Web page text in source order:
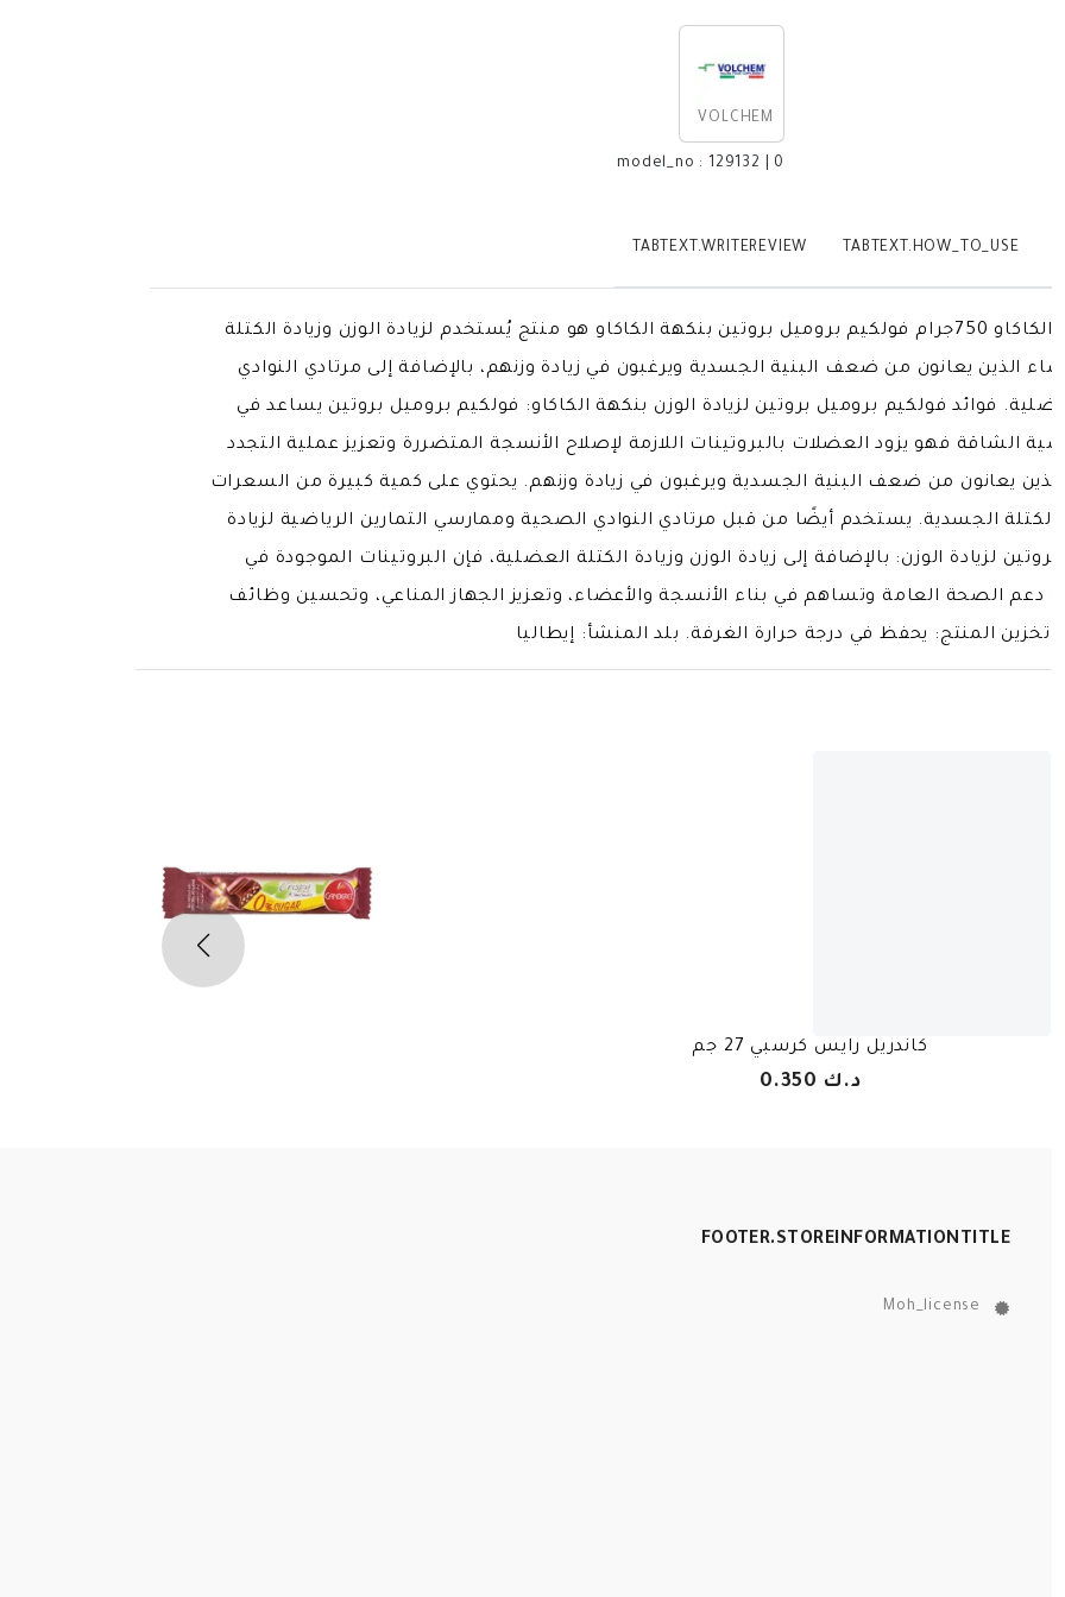
VOLCHEM
model_no : 129132 0
TABTEXT.HOW_TO_USE
TABTEXT.WRITEREVIEW
فولكيم بروميل بروتين لزيادة الوزن بنكهة الكاكاو 750جرام فولكيم بروميل بروتين بنكهة الكاكاو هو منتج يُستخدم لزيادة الوزن وزيادة الكتلة
الذين يعانون من ضعف البنية الجسدية ويرغبون في زيادة وزنهم، بالإضافة إلى مرتادي النوادي
فوائد فولكيم بروميل بروتين لزيادة الوزن بنكهة الكاكاو: فولكيم بروميل بروتين يساعد في
الشاقة فهو يزود العضلات بالبروتينات اللازمة لإصلاح الأنسجة المتضررة وتعزيز عملية التجدد
يعانون من ضعف البنية الجسدية ويرغبون في زيادة وزنهم. يحتوي على كمية كبيرة من السعرات
الكتلة الجسدية. يستخدم أيضًا من قبل مرتادي النوادي الصحية وممارسي التمارين الرياضية لزيادة
لزيادة الوزن: بالإضافة إلى زيادة الوزن وزيادة الكتلة العضلية، فإن البروتينات الموجودة في
دعم الصحة العامة وتساهم في بناء الأنسجة والأعضاء، وتعزيز الجهاز المناعي، وتحسين وظائف
المنتج: يحفظ في درجة حرارة الغرفة. بلد المنشأ: إيطاليا
كاندريل رايس كرسبي 27 جم
د.ك 0.350
FOOTER.STOREINFORMATIONTITLE
Moh_license